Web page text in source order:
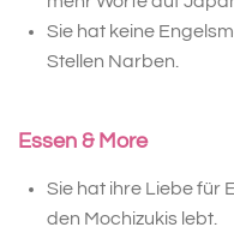
Sie hat keine
Stellen Narben.
Essen & More
Sie hat ihre Liebe für
den Mochizukis lebt.